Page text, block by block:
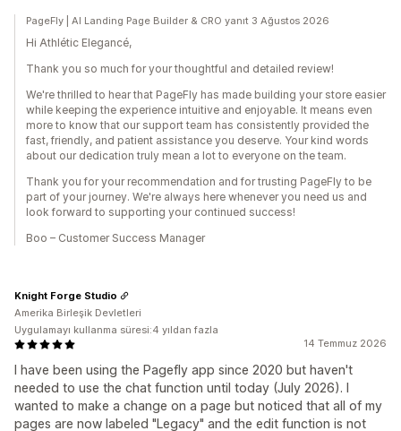
PageFly | AI Landing Page Builder & CRO yanıt 3 Ağustos 2026
Hi Athlétic Elegancé,
Thank you so much for your thoughtful and detailed review!
We're thrilled to hear that PageFly has made building your store easier
while keeping the experience intuitive and enjoyable. It means even
more to know that our support team has consistently provided the
fast, friendly, and patient assistance you deserve. Your kind words
about our dedication truly mean a lot to everyone on the team.
Thank you for your recommendation and for trusting PageFly to be
part of your journey. We're always here whenever you need us and
look forward to supporting your continued success!
Boo – Customer Success Manager
14 Temmuz 2026
I have been using the Pagefly app since 2020 but haven't
needed to use the chat function until today (July 2026). I
wanted to make a change on a page but noticed that all of my
pages are now labeled "Legacy" and the edit function is not
Knight Forge Studio
Amerika Birleşik Devletleri
Uygulamayı kullanma süresi:4 yıldan fazla